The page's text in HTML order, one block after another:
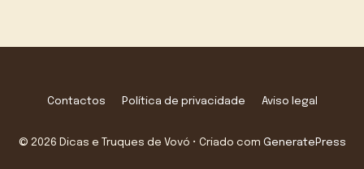
Contactos Política de privacidade Aviso legal
© 2026 Dicas e Truques de Vovó • Criado com GeneratePress